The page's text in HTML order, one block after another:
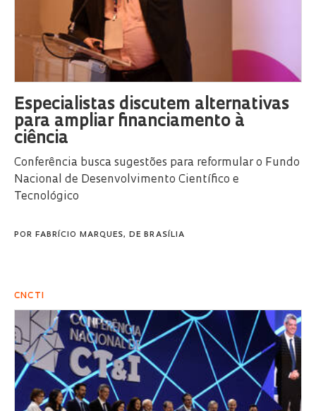
Especialistas discutem alternativas
para ampliar financiamento à
ciência
Conferência busca sugestões para reformular o Fundo
Nacional de Desenvolvimento Científico e
Tecnológico
POR FABRÍCIO MARQUES, DE BRASÍLIA
CNCTI